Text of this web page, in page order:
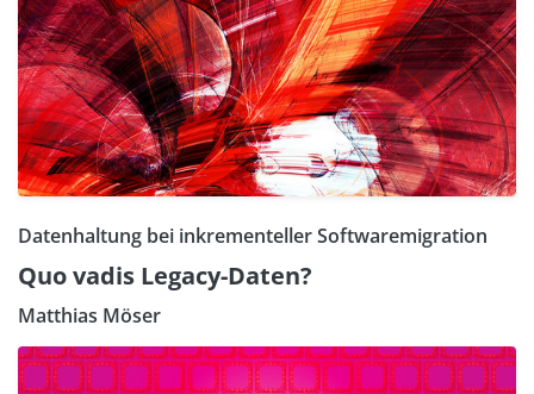
Datenhaltung bei inkrementeller Softwaremigration
Quo vadis Legacy-Daten?
Matthias Möser